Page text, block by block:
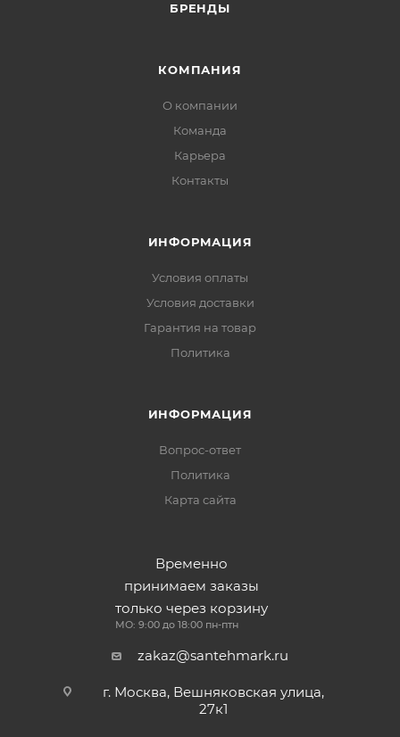
БРЕНДЫ
КОМПАНИЯ
О компании
Команда
Карьера
Контакты
ИНФОРМАЦИЯ
Условия оплаты
Условия доставки
Гарантия на товар
Политика
ИНФОРМАЦИЯ
Вопрос-ответ
Политика
Карта сайта
Временно
принимаем заказы
только через корзину
МО: 9:00 до 18:00 пн-птн
zakaz@santehmark.ru
г. Москва, Вешняковская улица,
27к1